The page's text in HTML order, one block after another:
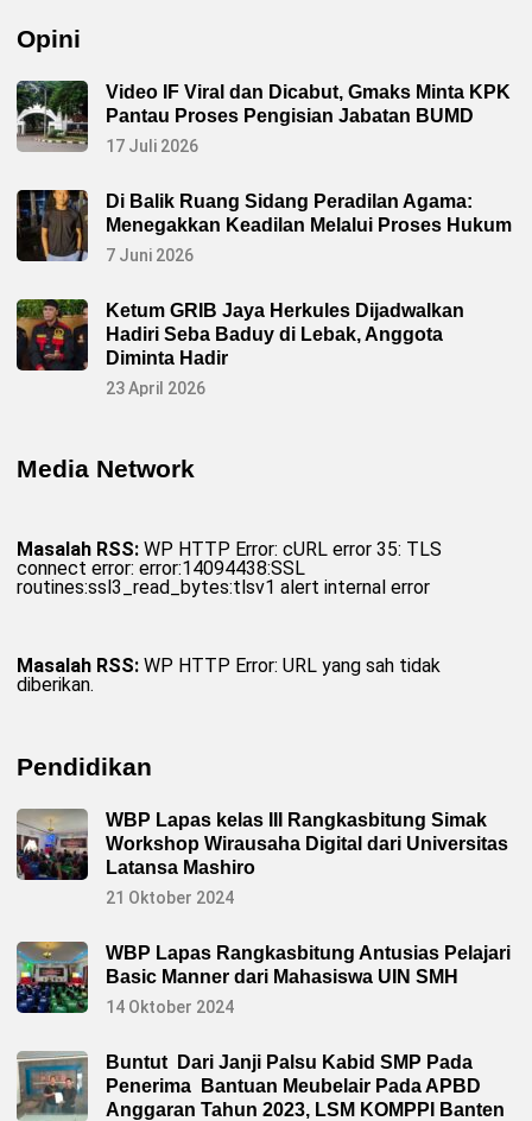
Opini
Video IF Viral dan Dicabut, Gmaks Minta KPK
Pantau Proses Pengisian Jabatan BUMD
17 Juli 2026
Di Balik Ruang Sidang Peradilan Agama:
Menegakkan Keadilan Melalui Proses Hukum
7 Juni 2026
Ketum GRIB Jaya Herkules Dijadwalkan
Hadiri Seba Baduy di Lebak, Anggota
Diminta Hadir
23 April 2026
Media Network
Masalah RSS: WP HTTP Error: cURL error 35: TLS
connect error: error:14094438:SSL
routines:ssl3_read_bytes:tlsv1 alert internal error
Masalah RSS: WP HTTP Error: URL yang sah tidak
diberikan.
Pendidikan
WBP Lapas kelas III Rangkasbitung Simak
Workshop Wirausaha Digital dari Universitas
Latansa Mashiro
21 Oktober 2024
WBP Lapas Rangkasbitung Antusias Pelajari
Basic Manner dari Mahasiswa UIN SMH
14 Oktober 2024
Buntut Dari Janji Palsu Kabid SMP Pada
Penerima Bantuan Meubelair Pada APBD
Anggaran Tahun 2023, LSM KOMPPI Banten